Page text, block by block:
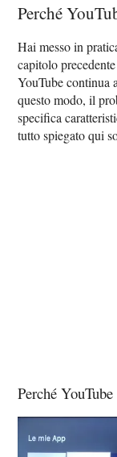
Perché
Hai messo in
capitolo
YouTube continua
questo modo, il
specifica
tutto spiegato qui
Perché